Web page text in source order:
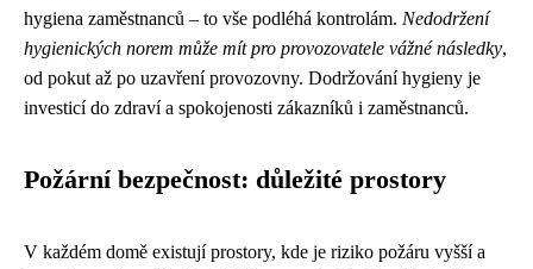
hygiena zaměstnanců – to vše podléhá kontrolám. Nedodržení
hygienických norem může mít pro provozovatele vážné následky,
od pokut až po uzavření provozovny. Dodržování hygieny je
investicí do zdraví a spokojenosti zákazníků i zaměstnanců.
Požární bezpečnost: důležité prostory
V každém domě existují prostory, kde je riziko požáru vyšší a